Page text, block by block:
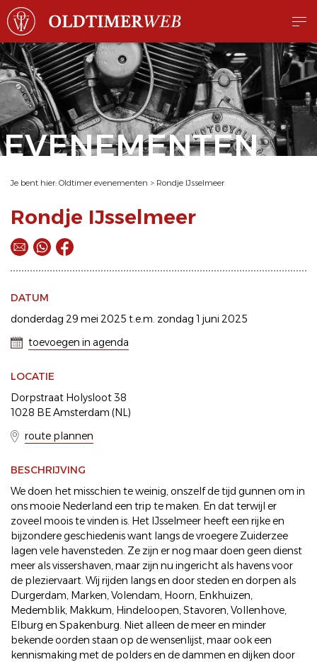
EVENEMENTEN
Je bent hier: Oldtimer evenementen > Rondje IJsselmeer
Rondje IJsselmeer
DATUM
donderdag 29 mei 2025 t.e.m. zondag 1 juni 2025
toevoegen in agenda
LOCATIE
Dorpstraat Holysloot 38
1028 BE Amsterdam (NL)
route plannen
BESCHRIJVING
We doen het misschien te weinig, onszelf de tijd gunnen om in
ons mooie Nederland een trip te maken. En dat terwijl er
zoveel moois te vinden is. Het IJsselmeer heeft een rijke en
bijzondere geschiedenis want langs de vroegere Zuiderzee
lagen vele havensteden. Ze zijn er nog maar doen geen dienst
meer als vissershaven, maar zijn nu ingericht als havens voor
de pleziervaart. Wij rijden langs en door steden en dorpen als
Durgerdam, Marken, Volendam, Hoorn, Enkhuizen,
Medemblik, Makkum, Hindeloopen, Stavoren, Vollenhove,
Elburg en Spakenburg. Niet alleen de meer en minder
bekende oorden staan op de wensenlijst, maar ook een
kennismaking met de polders en de dammen en dijken door